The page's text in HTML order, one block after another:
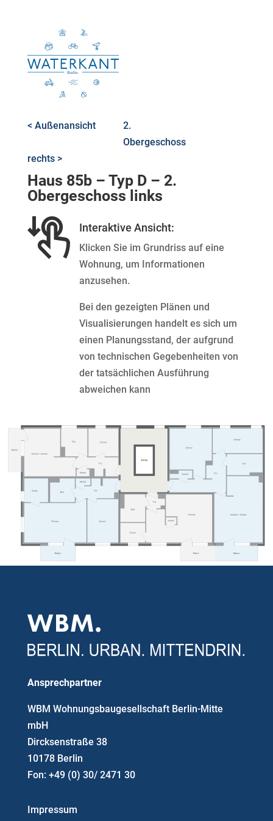
< Außenansicht
2.
Obergeschoss
rechts >
Haus 85b – Typ D – 2.
Obergeschoss links
Interaktive Ansicht:
Klicken Sie im Grundriss auf eine
Wohnung, um Informationen
anzusehen.
Bei den gezeigten Plänen und
Visualisierungen handelt es sich um
einen Planungsstand, der aufgrund
von technischen Gegebenheiten von
der tatsächlichen Ausführung
abweichen kann
Ansprechpartner
WBM Wohnungsbaugesellschaft Berlin-Mitte
mbH
Dircksenstraße 38
10178 Berlin
Fon: +49 (0) 30/ 2471 30
Impressum